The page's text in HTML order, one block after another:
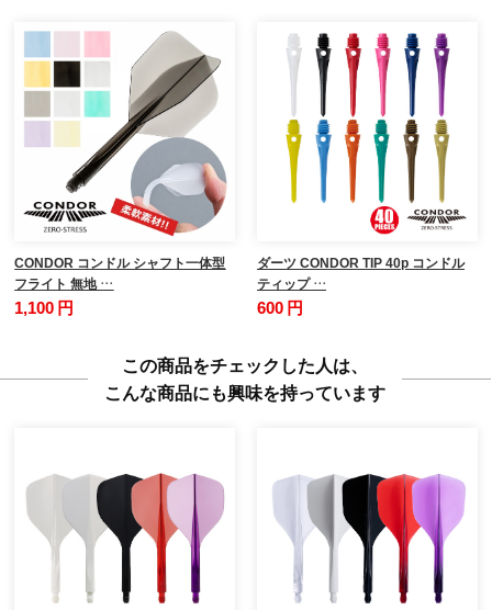
CONDOR コンドル シャフト一体型
フライト 無地 …
1,100 円
ダーツ CONDOR TIP 40p コンドル
ティップ …
600 円
この商品をチェックした人は、
こんな商品にも興味を持っています